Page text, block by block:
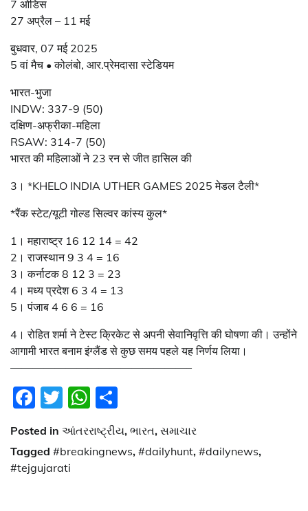
7 ओडिस
27 अप्रैल – 11 मई
बुधवार, 07 मई 2025
5 वां मैच • कोलंबो, आर.प्रेमदासा स्टेडियम
भारत-भुजा
INDW: 337-9 (50)
दक्षिण-अफ्रीका-महिला
RSAW: 314-7 (50)
भारत की महिलाओं ने 23 रन से जीत हासिल की
3। *KHELO INDIA UTHER GAMES 2025 मेडल टैली*
*रैंक स्टेट/यूटी गोल्ड सिल्वर कांस्य कुल*
1। महाराष्ट्र 16 12 14 = 42
2। राजस्थान 9 3 4 = 16
3। कर्नाटक 8 12 3 = 23
4। मध्य प्रदेश 6 3 4 = 13
5। पंजाब 4 6 6 = 16
4। रोहित शर्मा ने टेस्ट क्रिकेट से अपनी सेवानिवृत्ति की घोषणा की। उन्होंने
आगामी भारत बनाम इंग्लैंड से कुछ समय पहले यह निर्णय लिया।
————————————————–
Facebook
TwitterWhatsApp
Posted in આંતરરાષ્ટ્રીય, ભારત, સમાચાર
Tagged #breakingnews, #dailyhunt, #dailynews,
#tejgujarati